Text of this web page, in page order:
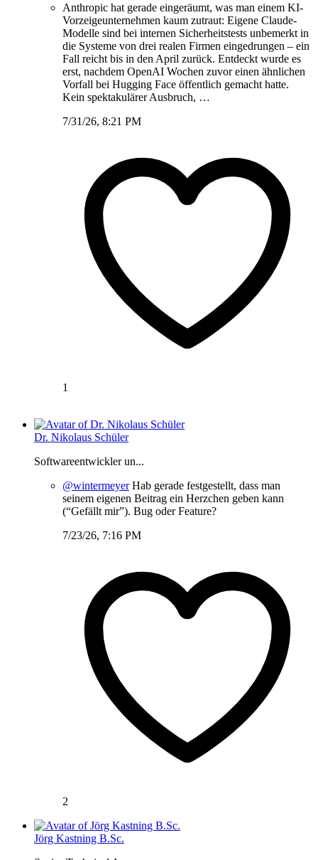
Anthropic hat gerade eingeräumt, was man einem KI-
Vorzeigeunternehmen kaum zutraut: Eigene Claude-
Modelle sind bei internen Sicherheitstests unbemerkt in
die Systeme von drei realen Firmen eingedrungen – ein
Fall reicht bis in den April zurück. Entdeckt wurde es
erst, nachdem OpenAI Wochen zuvor einen ähnlichen
Vorfall bei Hugging Face öffentlich gemacht hatte.
Kein spektakulärer Ausbruch, …
7/31/26, 8:21 PM
1
Dr. Nikolaus Schüler
Softwareentwickler un...
@wintermeyerHab gerade festgestellt, dass man
seinem eigenen Beitrag ein Herzchen geben kann
(“Gefällt mir”). Bug oder Feature?
7/23/26, 7:16 PM
2
Jörg Kastning B.Sc.